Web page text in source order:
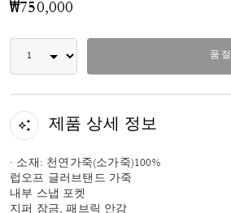
₩750,000
품절
제품 상세 정보
· 소재: 천연가죽(소가죽)100%
럽오프 글러브탠드 가죽
내부 스냅 포켓
지퍼 잠금, 패브릭 안감